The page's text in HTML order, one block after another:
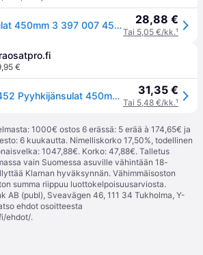
BOSCH Pyyhkijänsulat 450mm 3 397 007 452 Tuulilasinpyyhkimet,Pyyhkijät BMW,ALPINA,3 Coupe (E92),3 Cabrio (E93),B3 Coupe (E92),B3 Cabriolet (E93) 28,88 €
Tai 5,05 €/kk.¹
€
BOSCH 3 397 007 452 Pyyhkijänsulat 450mm, Flatblade-pyyhinsulka (rungoton), Sarja 31,35 €
Tai 5,48 €/kk.¹
1000€ ostos 6 erässä: 5 erää à 174,65€ ja
6 kuukautta. Nimelliskorko 17,50%, todellinen
1047,88€. Korko: 47,88€. Talletus
vain Suomessa asuville vähintään 18-
Klarnan hyväksynnän. Vähimmäisoston
summa riippuu luottokelpoisuusarviosta.
AB (publ), Sveavägen 46, 111 34 Tukholma, Y-
ehdot osoitteesta
ehdot/.